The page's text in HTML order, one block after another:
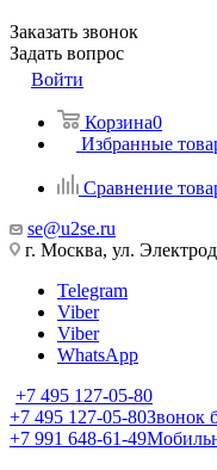
Заказать звонок
Задать вопрос
Войти
Корзина0
Избранные
Сравнение
se@u2se.ru
г. Москва, ул.
Telegram
Viber
Viber
WhatsApp
+7 495 127-05-80
+7 495 127-05-80Звонок
+7 991 648-61-49